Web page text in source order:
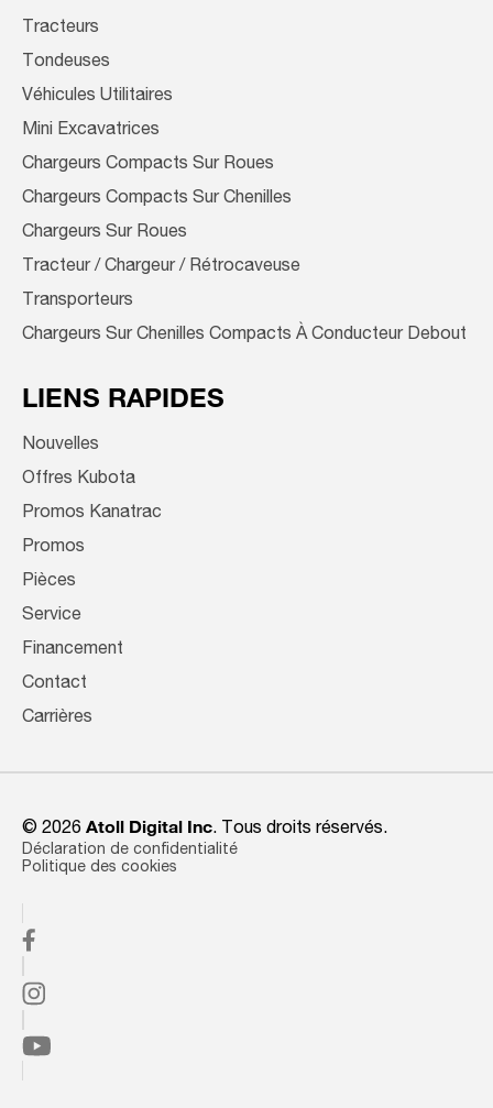
Tracteurs
Tondeuses
Véhicules Utilitaires
Mini Excavatrices
Chargeurs Compacts Sur Roues
Chargeurs Compacts Sur Chenilles
Chargeurs Sur Roues
Tracteur / Chargeur / Rétrocaveuse
Transporteurs
Chargeurs Sur Chenilles Compacts À Conducteur Debout
LIENS RAPIDES
Nouvelles
Offres Kubota
Promos Kanatrac
Promos
Pièces
Service
Financement
Contact
Carrières
© 2026 Atoll Digital Inc. Tous droits réservés.
Déclaration de confidentialité
Politique des cookies